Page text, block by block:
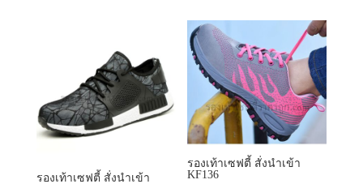
รองเท้าเซฟตี้ สั่งนำเข้า
รองเท้าเซฟตี้ สั่งนำเข้า
KF136